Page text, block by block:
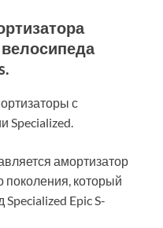
велосипеда
с
Specialized.
амортизатор
поколения, который
Epic S-